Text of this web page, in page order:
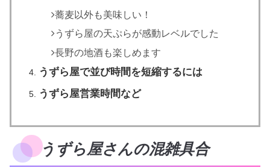
蕎麦以外も美味しい！
うずら屋の天ぷらが感動レベルでした
長野の地酒も楽しめます
うずら屋で並び時間を短縮するには
うずら屋営業時間など
うずら屋さんの混雑具合